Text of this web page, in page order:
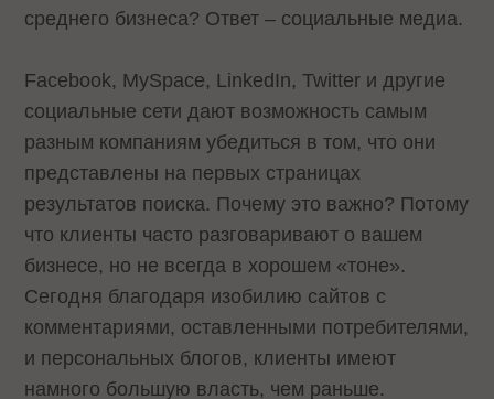
среднего бизнеса? Ответ – социальные медиа.
Facebook, MySpace, LinkedIn, Twitter и другие
социальные сети дают возможность самым
разным компаниям убедиться в том, что они
представлены на первых страницах
результатов поиска. Почему это важно? Потому
что клиенты часто разговаривают о вашем
бизнесе, но не всегда в хорошем «тоне».
Сегодня благодаря изобилию сайтов с
комментариями, оставленными потребителями,
и персональных блогов, клиенты имеют
намного большую власть, чем раньше.